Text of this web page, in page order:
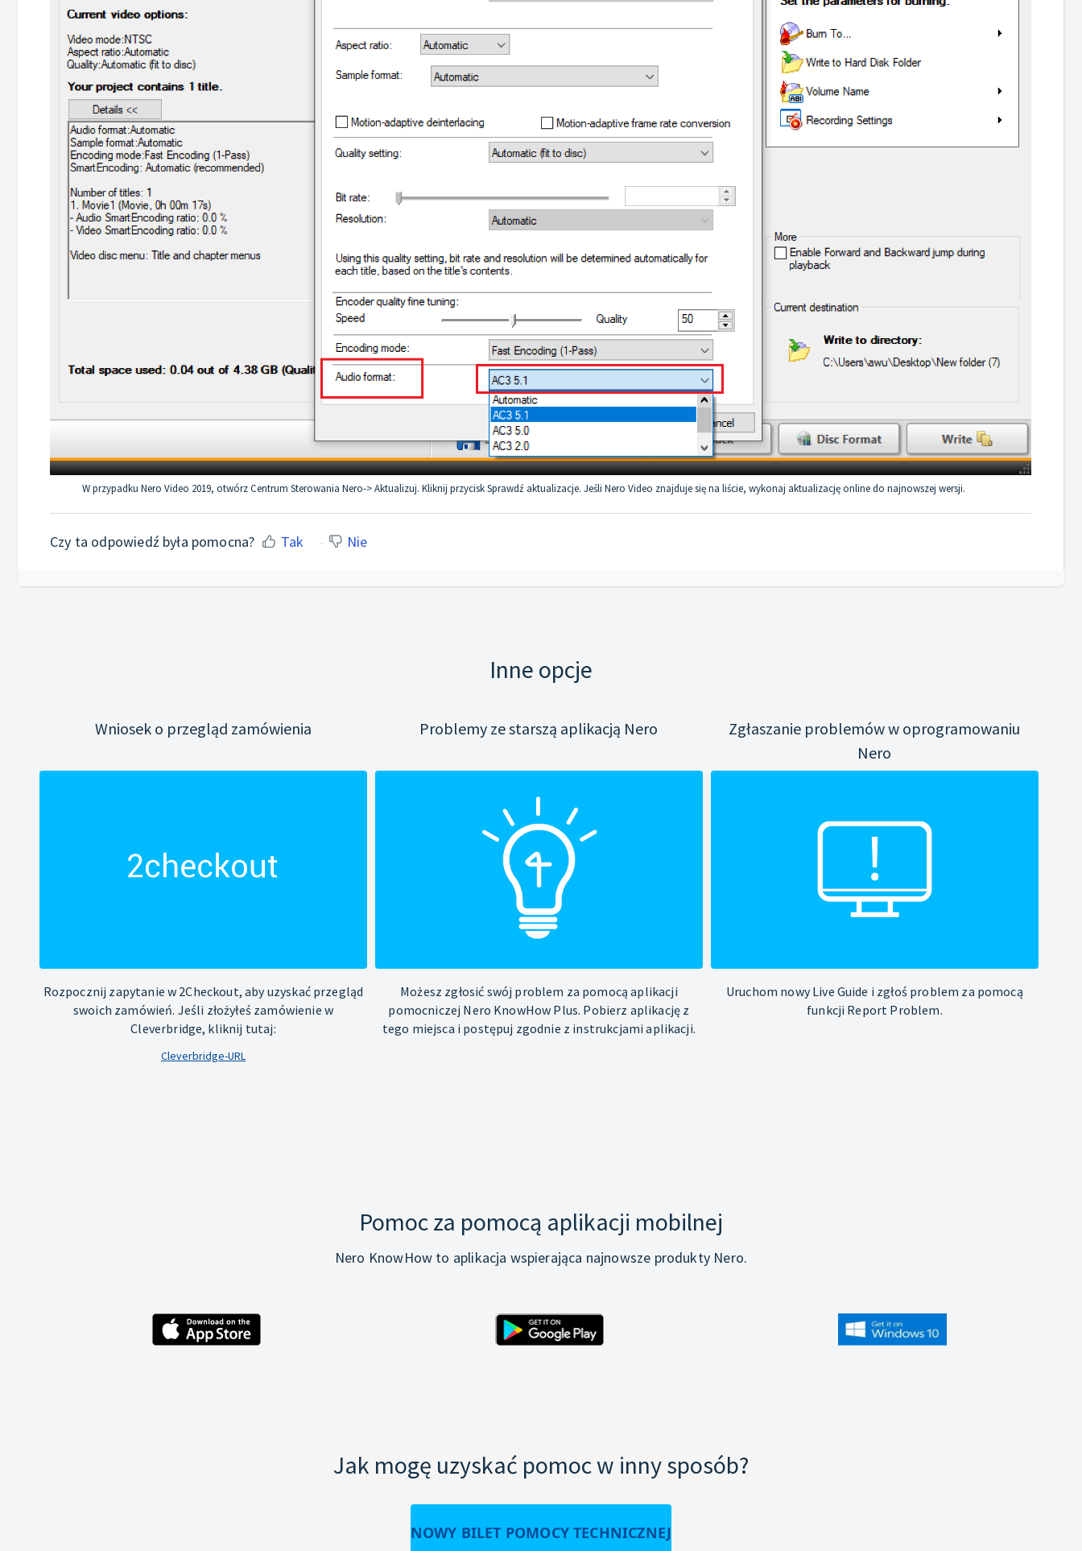
W przypadku Nero Video 2019, otwórz Centrum Sterowania Nero-> Aktualizuj. Kliknij przycisk Sprawdź aktualizacje. Jeśli Nero Video znajduje się na liście, wykonaj aktualizację online do najnowszej wersji.
Czy ta odpowiedź była pomocna? Tak Nie
Inne opcje
Wniosek o przegląd zamówienia
Rozpocznij zapytanie w 2Checkout, aby uzyskać przegląd
swoich zamówień. Jeśli złożyłeś zamówienie w
Cleverbridge, kliknij tutaj:
Cleverbridge-URL
Problemy ze starszą aplikacją Nero
Możesz zgłosić swój problem za pomocą aplikacji
pomocniczej Nero KnowHow Plus. Pobierz aplikację z
tego miejsca i postępuj zgodnie z instrukcjami aplikacji.
Zgłaszanie problemów w oprogramowaniu
Nero
Uruchom nowy Live Guide i zgłoś problem za pomocą
funkcji Report Problem.
Pomoc za pomocą aplikacji mobilnej
Nero KnowHow to aplikacja wspierająca najnowsze produkty Nero.
Jak mogę uzyskać pomoc w inny sposób?
NOWY BILET POMOCY TECHNICZNEJ